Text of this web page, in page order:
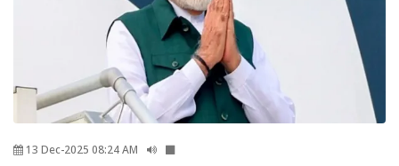
13 Dec-2025 08:24 AM